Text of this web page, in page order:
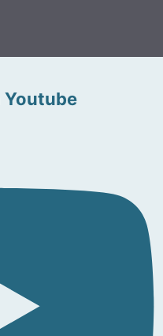
Youtube